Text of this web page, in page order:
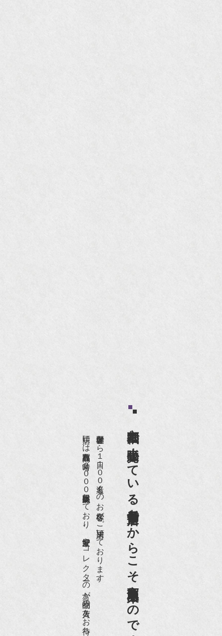
京都祇園で小売販売している
老舗骨董店だからこそ高価買取出来るのです。
世界各国から１日１００名近くのお客様がご来店頂いております。
店頭には買取商品を常時２０００点以上展示販売しており、
愛好家やコレクターの方が品物の入荷をお待ちです。